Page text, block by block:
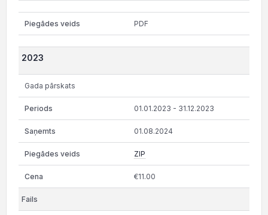
PDF
2023
Gada pārskats
01.01.2023 - 31.12.2023
01.08.2024
ZIP
€11.00